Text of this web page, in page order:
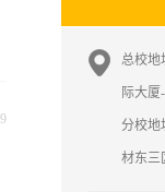
总校地
际大
分校地
材东三